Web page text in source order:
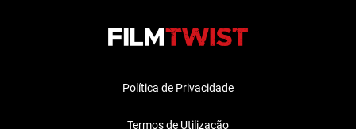
Política de Privacidade
Termos de Utilização